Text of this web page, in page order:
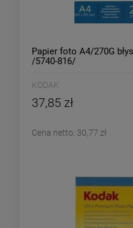
Papier foto A4/270G
/5740-816/
KODAK
37,85 zł
Cena netto: 30,77 zł